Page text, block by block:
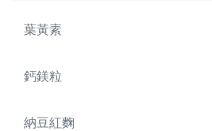
葉黃素
鈣鎂粒
納豆紅麴